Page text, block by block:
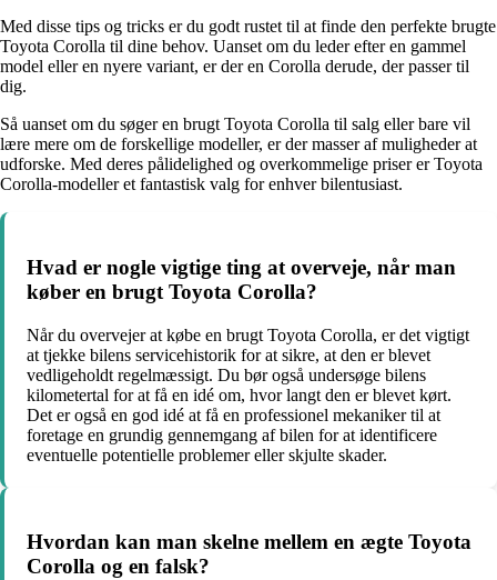
Med disse tips og tricks er du godt rustet til at finde den perfekte brugte
Toyota Corolla til dine behov. Uanset om du leder efter en gammel
model eller en nyere variant, er der en Corolla derude, der passer til
dig.
Så uanset om du søger en brugt Toyota Corolla til salg eller bare vil
lære mere om de forskellige modeller, er der masser af muligheder at
udforske. Med deres pålidelighed og overkommelige priser er Toyota
Corolla-modeller et fantastisk valg for enhver bilentusiast.
Hvad er nogle vigtige ting at overveje, når man
køber en brugt Toyota Corolla?
Når du overvejer at købe en brugt Toyota Corolla, er det vigtigt
at tjekke bilens servicehistorik for at sikre, at den er blevet
vedligeholdt regelmæssigt. Du bør også undersøge bilens
kilometertal for at få en idé om, hvor langt den er blevet kørt.
Det er også en god idé at få en professionel mekaniker til at
foretage en grundig gennemgang af bilen for at identificere
eventuelle potentielle problemer eller skjulte skader.
Hvordan kan man skelne mellem en ægte Toyota
Corolla og en falsk?